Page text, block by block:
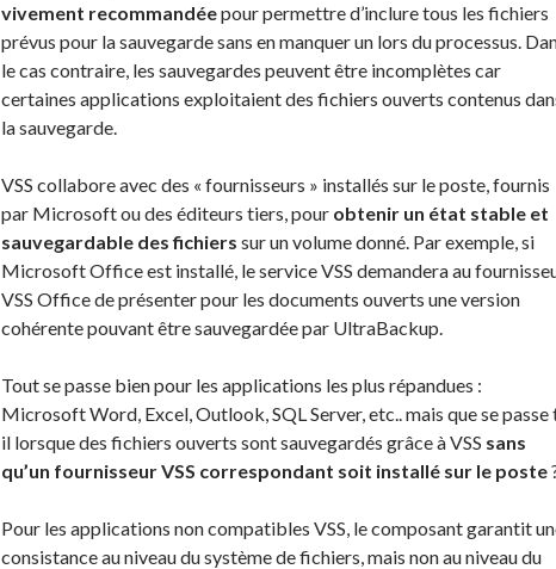
vivement recommandéepour permettre d’inclure tous les fichiers
prévus pour la sauvegarde sans en manquer un lors du processus.
le cas contraire, les sauvegardes peuvent être incomplètes car
certaines applications exploitaient des fichiers ouverts contenus
la sauvegarde.
VSS collabore avec des « fournisseurs » installés sur le poste, fournis
par Microsoft ou des éditeurs tiers, pour obtenir un état stable et
sauvegardable des fichiers sur un volume donné. Par exemple, si
Microsoft Office est installé, le service VSS demandera au
VSS Office de présenter pour les documents ouverts une version
cohérente pouvant être sauvegardée par UltraBackup.
Tout se passe bien pour les applications les plus répandues :
Microsoft Word, Excel, Outlook, SQL Server, etc.. mais que se passe
il lorsque des fichiers ouverts sont sauvegardés grâce à VSS sans
qu’un fournisseur VSS correspondant soit installé sur le poste
Pour les applications non compatibles VSS, le composant garantit
consistance au niveau du système de fichiers, mais non au niveau du